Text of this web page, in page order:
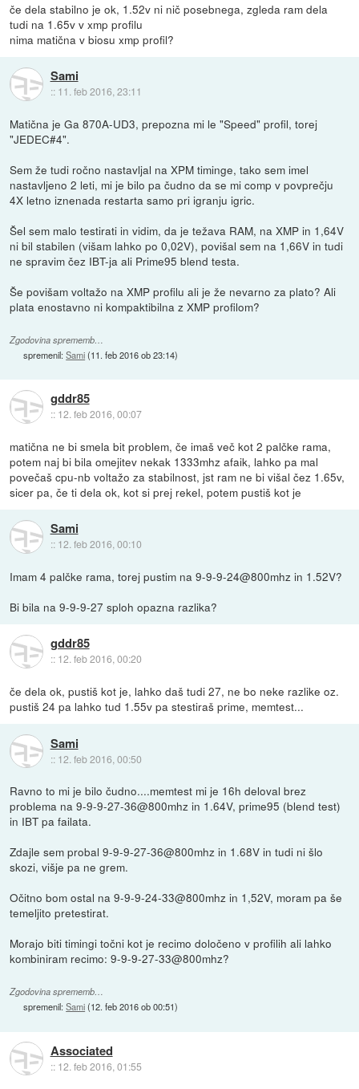
če dela stabilno je ok, 1.52v ni nič posebnega, zgleda ram dela
tudi na 1.65v v xmp profilu
nima matična v biosu xmp profil?
Sami
:: 11. feb 2016, 23:11
Matična je Ga 870A-UD3, prepozna mi le "Speed" profil, torej
"JEDEC#4".
Sem že tudi ročno nastavljal na XPM timinge, tako sem imel
nastavljeno 2 leti, mi je bilo pa čudno da se mi comp v povprečju
4X letno iznenada restarta samo pri igranju igric.
Šel sem malo testirati in vidim, da je težava RAM, na XMP in 1,64V
ni bil stabilen (višam lahko po 0,02V), povišal sem na 1,66V in tudi
ne spravim čez IBT-ja ali Prime95 blend testa.
Še povišam voltažo na XMP profilu ali je že nevarno za plato? Ali
plata enostavno ni kompaktibilna z XMP profilom?
Zgodovina sprememb…
spremenil:Sami(11. feb 2016 ob 23:14)
gddr85
:: 12. feb 2016, 00:07
matična ne bi smela bit problem, če imaš več kot 2 palčke rama,
potem naj bi bila omejitev nekak 1333mhz afaik, lahko pa mal
povečaš cpu-nb voltažo za stabilnost, jst ram ne bi višal čez 1.65v,
sicer pa, če ti dela ok, kot si prej rekel, potem pustiš kot je
Sami
:: 12. feb 2016, 00:10
Imam 4 palčke rama, torej pustim na 9-9-9-24@800mhz in 1.52V?
Bi bila na 9-9-9-27 sploh opazna razlika?
gddr85
:: 12. feb 2016, 00:20
če dela ok, pustiš kot je, lahko daš tudi 27, ne bo neke razlike oz.
pustiš 24 pa lahko tud 1.55v pa stestiraš prime, memtest...
Sami
:: 12. feb 2016, 00:50
Ravno to mi je bilo čudno....memtest mi je 16h deloval brez
problema na 9-9-9-27-36@800mhz in 1.64V, prime95 (blend test)
in IBT pa failata.
Zdajle sem probal 9-9-9-27-36@800mhz in 1.68V in tudi ni šlo
skozi, višje pa ne grem.
Očitno bom ostal na 9-9-9-24-33@800mhz in 1,52V, moram pa še
temeljito pretestirat.
Morajo biti timingi točni kot je recimo določeno v profilih ali lahko
kombiniram recimo: 9-9-9-27-33@800mhz?
Zgodovina sprememb…
spremenil:Sami(12. feb 2016 ob 00:51)
Associated
:: 12. feb 2016, 01:55